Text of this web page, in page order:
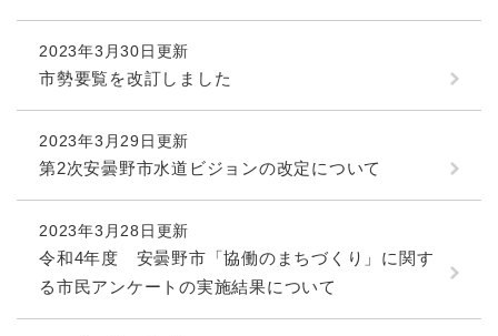
2023年3月30日更新
市勢要覧を改訂しました
2023年3月29日更新
第2次安曇野市水道ビジョンの改定について
2023年3月28日更新
令和4年度 安曇野市「協働のまちづくり」に関す
る市民アンケートの実施結果について